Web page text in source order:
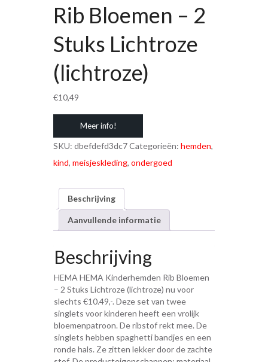
Rib Bloemen – 2
Stuks Lichtroze
(lichtroze)
€10,49
Meer info!
SKU: dbefdefd3dc7Categorieën: hemden,
kind, meisjeskleding, ondergoed
Beschrijving
Aanvullende informatie
Beschrijving
HEMA HEMA Kinderhemden Rib Bloemen
– 2 Stuks Lichtroze (lichtroze) nu voor
slechts €10.49,-. Deze set van twee
singlets voor kinderen heeft een vrolijk
bloemenpatroon. De ribstof rekt mee. De
singlets hebben spaghetti bandjes en een
ronde hals. Ze zitten lekker door de zachte